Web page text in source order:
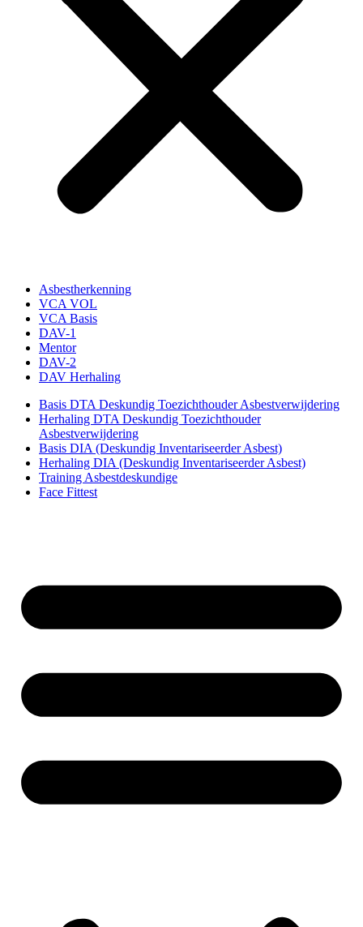
Asbestherkenning
VCA VOL
VCA Basis
DAV-1
Mentor
DAV-2
DAV Herhaling
Basis DTA Deskundig Toezichthouder Asbestverwijdering
Herhaling DTA Deskundig Toezichthouder
Asbestverwijdering
Basis DIA (Deskundig Inventariseerder Asbest)
Herhaling DIA (Deskundig Inventariseerder Asbest)
Training Asbestdeskundige
Face Fittest